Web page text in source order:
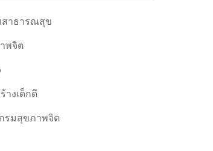
สาธารณสุข
พจิต
างเด็กดี
รมสุขภาพจิต